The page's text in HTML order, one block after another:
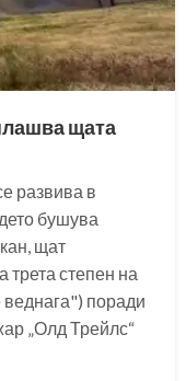
щата
развива в
бушува
щат
трета степен на
веднага") поради
„Олд Трейлс“